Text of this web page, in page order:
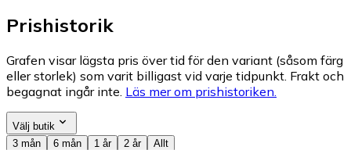
Prishistorik
Grafen visar lägsta pris över tid för den variant (såsom färg
eller storlek) som varit billigast vid varje tidpunkt. Frakt och
begagnat ingår inte. Läs mer om prishistoriken.
Välj butik
3 mån
6 mån 1 år 2 år Allt